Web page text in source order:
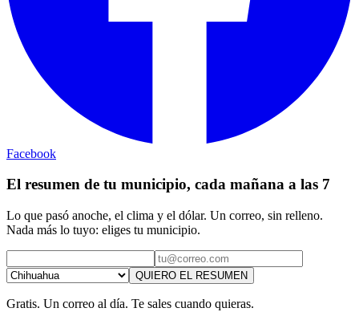
Facebook
El resumen de tu municipio, cada mañana a las 7
Lo que pasó anoche, el clima y el dólar. Un correo, sin relleno.
Nada más lo tuyo: eliges tu municipio.
QUIERO EL RESUMEN
Gratis. Un correo al día. Te sales cuando quieras.